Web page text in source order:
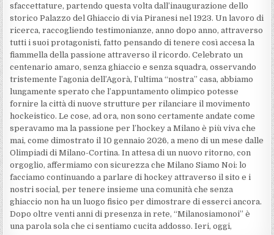
sfaccettature, partendo questa volta dall’inaugurazione dello
storico Palazzo del Ghiaccio di via Piranesi nel 1923. Un lavoro di
ricerca, raccogliendo testimonianze, anno dopo anno, attraverso
tutti i suoi protagonisti, fatto pensando di tenere così accesa la
fiammella della passione attraverso il ricordo. Celebrato un
centenario amaro, senza ghiaccio e senza squadra, osservando
tristemente l’agonia dell’Agorà, l’ultima “nostra” casa, abbiamo
lungamente sperato che l’appuntamento olimpico potesse
fornire la città di nuove strutture per rilanciare il movimento
hockeistico. Le cose, ad ora, non sono certamente andate come
speravamo ma la passione per l’hockey a Milano è più viva che
mai, come dimostrato il 10 gennaio 2026, a meno di un mese dalle
Olimpiadi di Milano-Cortina. In attesa di un nuovo ritorno, con
orgoglio, affermiamo con sicurezza che Milano Siamo Noi: lo
facciamo continuando a parlare di hockey attraverso il sito e i
nostri social, per tenere insieme una comunità che senza
ghiaccio non ha un luogo fisico per dimostrare di esserci ancora.
Dopo oltre venti anni di presenza in rete, “Milanosiamonoi” è
una parola sola che ci sentiamo cucita addosso. Ieri, oggi,